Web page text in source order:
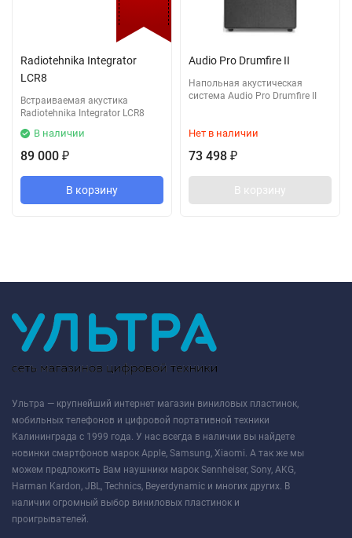
Radiotehnika Integrator
LCR8
Встраиваемая акустика
Radiotehnika Integrator LCR8
В наличии
89 000 ₽
В корзину
Audio Pro Drumfire II
Напольная акустическая
система Audio Pro Drumfire II
Нет в наличии
73 498 ₽
В корзину
Ультра — крупнейший интернет магазин виниловых пластинок,
мобильных телефонов и цифровой портативной техники
Калининграда с 1999 года. У нас всегда в наличии вы найдете
новинки смартфонов марок Apple, Samsung, Xiaomi. А так же мы
можем предложить Вам наушники марок Sennheiser, Sony, AKG,
Harman Kardon, JBL, Technics, Beyerdynamic и многих других. В
наличии огромный выбор виниловых пластинок и
проигрывателей.